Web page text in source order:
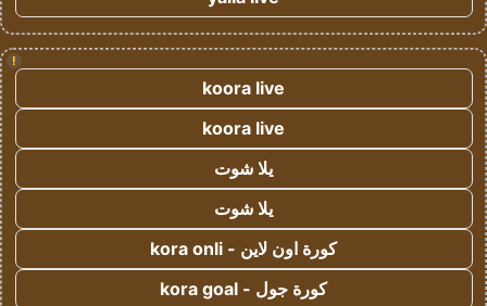
!
koora live
koora live
يلا شوت
يلا شوت
كورة اون لاين - kora onli
كورة جول - kora goal